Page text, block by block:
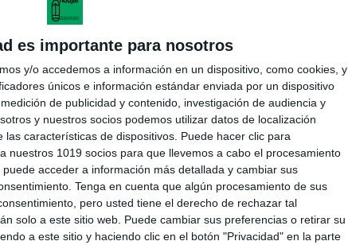
es importante para nosotros
y/o accedemos a información en un dispositivo, como cookies, y
únicos e información estándar enviada por un dispositivo
de publicidad y contenido, investigación de audiencia y
y nuestros socios podemos utilizar datos de localización
características de dispositivos. Puede hacer clic para
nuestros 1019 socios para que llevemos a cabo el procesamiento
acceder a información más detallada y cambiar sus
Tenga en cuenta que algún procesamiento de sus
pero usted tiene el derecho de rechazar tal
solo a este sitio web. Puede cambiar sus preferencias o retirar su
a este sitio y haciendo clic en el botón "Privacidad" en la parte